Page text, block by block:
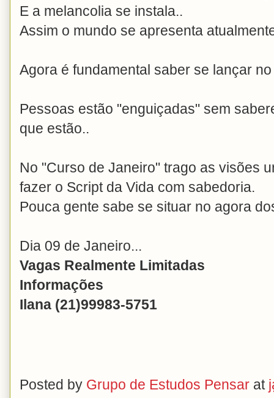
E a melancolia se instala..
Assim o mundo se apresenta
Agora é fundamental saber se lançar
Pessoas estão "enguiçadas" sem
que estão..
No "Curso de Janeiro" trago as visões
fazer o Script da Vida com sabedoria.
Pouca gente sabe se situar no agora
Dia 09 de Janeiro...
Vagas Realmente Limitadas
Informações
Ilana (21)99983-5751
Posted by Grupo de Estudos Pensar at